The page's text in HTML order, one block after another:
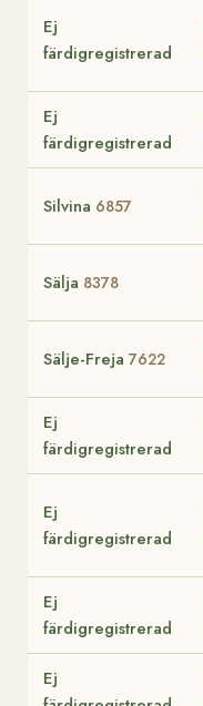
Ej
färdigregistrerad
Ej
färdigregistrerad
Silvina 6857
Sälja 8378
Sälje-Freja 7622
Ej
färdigregistrerad
Ej
färdigregistrerad
Ej
färdigregistrerad
Ej